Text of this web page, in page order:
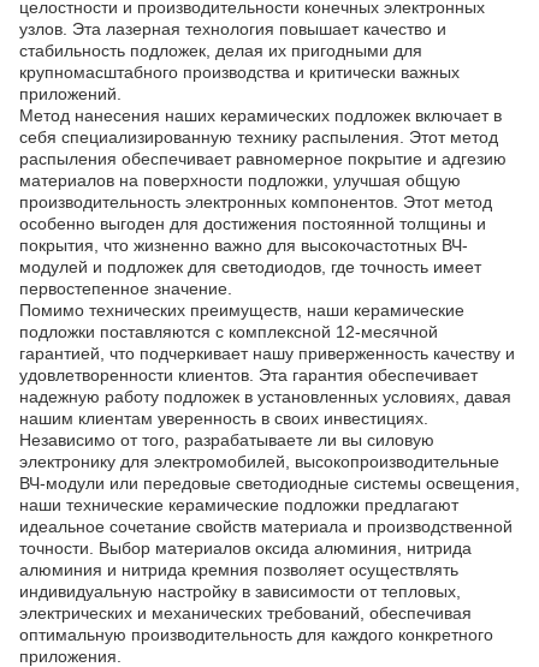
целостности и производительности конечных электронных
узлов. Эта лазерная технология повышает качество и
стабильность подложек, делая их пригодными для
крупномасштабного производства и критически важных
приложений.
Метод нанесения наших керамических подложек включает в
себя специализированную технику распыления. Этот метод
распыления обеспечивает равномерное покрытие и адгезию
материалов на поверхности подложки, улучшая общую
производительность электронных компонентов. Этот метод
особенно выгоден для достижения постоянной толщины и
покрытия, что жизненно важно для высокочастотных ВЧ-
модулей и подложек для светодиодов, где точность имеет
первостепенное значение.
Помимо технических преимуществ, наши керамические
подложки поставляются с комплексной 12-месячной
гарантией, что подчеркивает нашу приверженность качеству и
удовлетворенности клиентов. Эта гарантия обеспечивает
надежную работу подложек в установленных условиях, давая
нашим клиентам уверенность в своих инвестициях.
Независимо от того, разрабатываете ли вы силовую
электронику для электромобилей, высокопроизводительные
ВЧ-модули или передовые светодиодные системы освещения,
наши технические керамические подложки предлагают
идеальное сочетание свойств материала и производственной
точности. Выбор материалов оксида алюминия, нитрида
алюминия и нитрида кремния позволяет осуществлять
индивидуальную настройку в зависимости от тепловых,
электрических и механических требований, обеспечивая
оптимальную производительность для каждого конкретного
приложения.